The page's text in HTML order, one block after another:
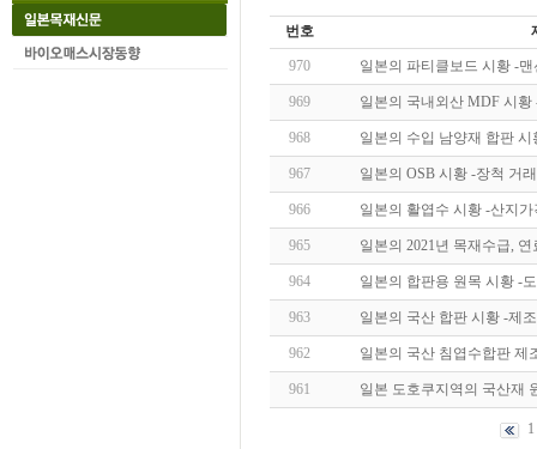
번호
970 일본의 파티클보드 시황 -
969 일본의 국내외산 MDF 시
968 일본의 수입 남양재 합판
967 일본의 OSB 시황 -장척 거
966 일본의 활엽수 시황 -산지
965 일본의 2021년 목재수급,
964 일본의 합판용 원목 시황 -
963 일본의 국산 합판 시황 -제
962 일본의 국산 침엽수합판
961 일본 도호쿠지역의 국산재
1